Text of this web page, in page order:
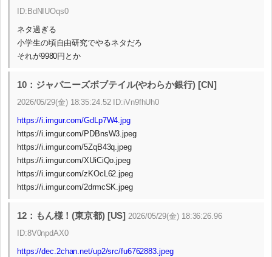
ID:BdNIUOqs0
ネタ過ぎる
小学生の頃自由研究でやるネタだろ
それが9980円とか
10：ジャパニーズボブテイル(やわらか銀行) [CN]
2026/05/29(金) 18:35:24.52 ID:iVn9fhUh0
https://i.imgur.com/GdLp7W4.jpg
https://i.imgur.com/PDBnsW3.jpeg
https://i.imgur.com/5ZqB43q.jpeg
https://i.imgur.com/XUiCiQo.jpeg
https://i.imgur.com/zKOcL62.jpeg
https://i.imgur.com/2drmcSK.jpeg
12：もん様！(東京都) [US] 2026/05/29(金) 18:36:26.96
ID:8V0npdAX0
https://dec.2chan.net/up2/src/fu6762883.jpeg